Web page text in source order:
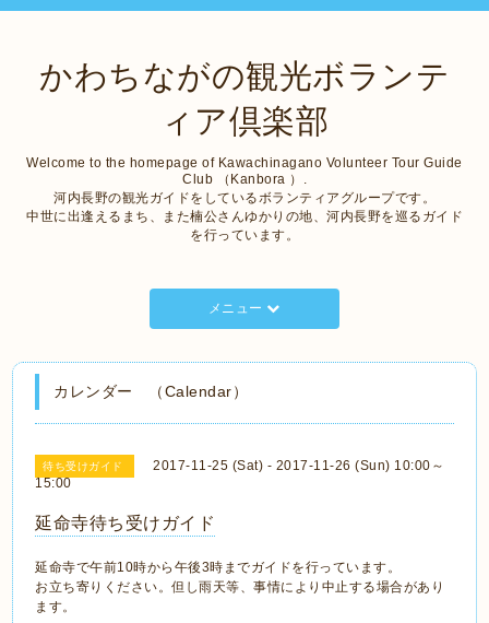
かわちながの観光ボランテ
ィア倶楽部
Welcome to the homepage of Kawachinagano Volunteer Tour Guide
Club （Kanbora ）.
河内長野の観光ガイドをしているボランティアグループです。
中世に出逢えるまち、また楠公さんゆかりの地、河内長野を巡るガイド
を行っています。
メニュー
カレンダー （Calendar）
待ち受けガイド
2017-11-25 (Sat) - 2017-11-26 (Sun) 10:00～
15:00
延命寺待ち受けガイド
延命寺で午前10時から午後3時までガイドを行っています。
お立ち寄りください。但し雨天等、事情により中止する場合があり
ます。